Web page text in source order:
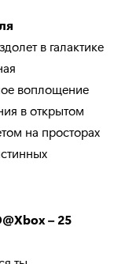
в галактике
воплощение
в открытом
на просторах
– 25